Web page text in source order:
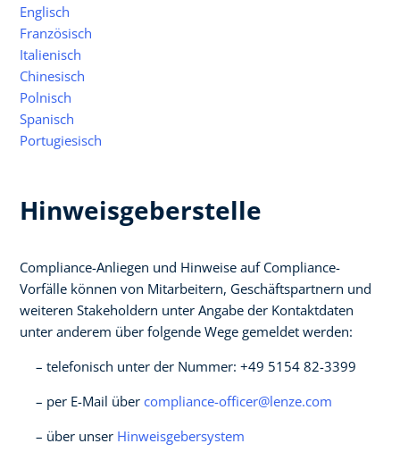
Englisch
Französisch
Italienisch
Chinesisch
Polnisch
Spanisch
Portugiesisch
Hinweisgeberstelle
Compliance-Anliegen und Hinweise auf Compliance-
Vorfälle können von Mitarbeitern, Geschäftspartnern und
weiteren Stakeholdern unter Angabe der Kontaktdaten
unter anderem über folgende Wege gemeldet werden:
telefonisch unter der Nummer: +49 5154 82-3399
per E-Mail über compliance-officer@lenze.com
über unser Hinweisgebersystem